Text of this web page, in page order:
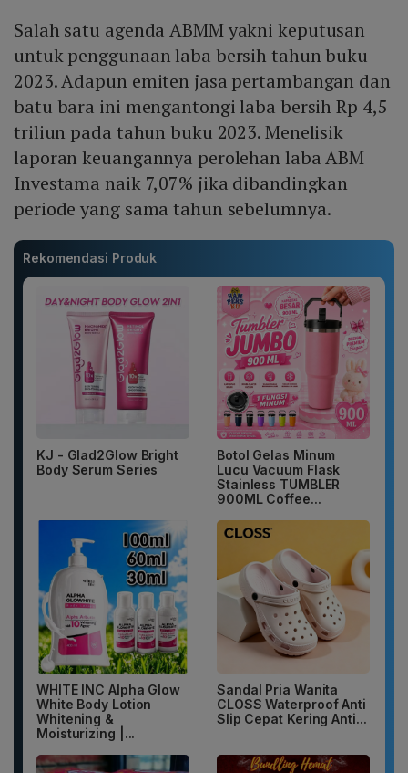
Salah satu agenda ABMM yakni keputusan
untuk penggunaan laba bersih tahun buku
2023. Adapun emiten jasa pertambangan dan
batu bara ini mengantongi laba bersih Rp 4,5
triliun pada tahun buku 2023. Menelisik
laporan keuangannya perolehan laba ABM
Investama naik 7,07% jika dibandingkan
periode yang sama tahun sebelumnya.
Rekomendasi Produk
KJ - Glad2Glow Bright
Body Serum Series
Botol Gelas Minum
Lucu Vacuum Flask
Stainless TUMBLER
900ML Coffee...
WHITE INC Alpha Glow
White Body Lotion
Whitening &
Moisturizing |...
Sandal Pria Wanita
CLOSS Waterproof Anti
Slip Cepat Kering Anti...